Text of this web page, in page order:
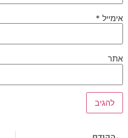
אימייל *
אתר